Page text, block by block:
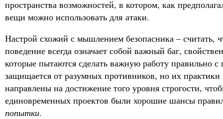
пространства возможностей, в котором, как
вещи можно использовать для атаки.
Настрой схожий с мышлением безопасника – считать,
поведение всегда означает собой важный баг,
которые пытаются сделать важную работу правильно
защищается от разумных противников, но их
направлены на достижение того уровня строгости,
единовременных проектов были хорошие шансы
попытки.